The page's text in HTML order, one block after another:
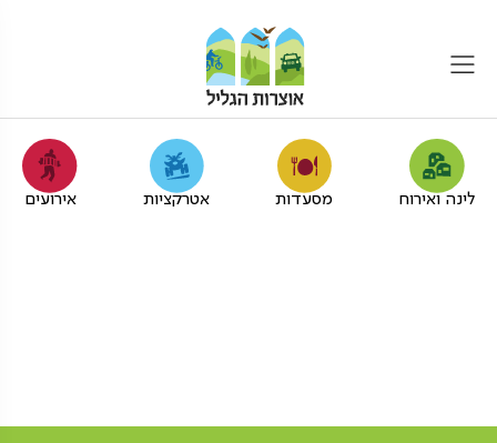
לינה ואירוח מסעדות אטרקציות אירועים